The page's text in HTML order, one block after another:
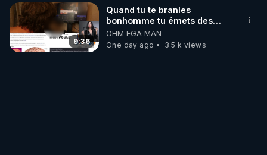
9:36
Quand tu te branles
bonhomme tu émets des
ondes ils ont juste omis de
t'expliquer
OHM ÉGA MAN
One day ago
3.5 k views